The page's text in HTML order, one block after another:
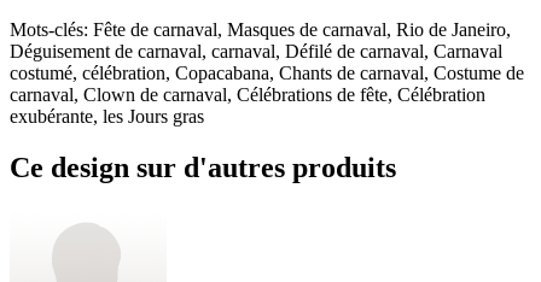
Mots-clés: Fête de carnaval, Masques de carnaval, Rio de Janeiro,
Déguisement de carnaval, carnaval, Défilé de carnaval, Carnaval
costumé, célébration, Copacabana, Chants de carnaval, Costume de
carnaval, Clown de carnaval, Célébrations de fête, Célébration
exubérante, les Jours gras
Ce design sur d'autres produits